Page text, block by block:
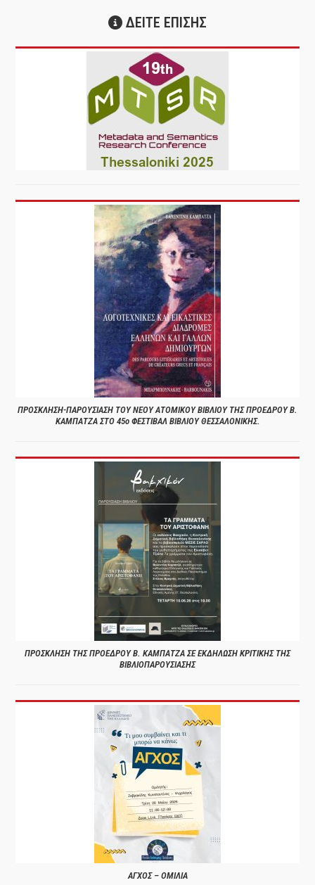
ΔΕΙΤΕ ΕΠΙΣΗΣ
ΠΡΟΣΚΛΗΣΗ-ΠΑΡΟΥΣΙΑΣΗ ΤΟΥ ΝΕΟΥ ΑΤΟΜΙΚΟΥ ΒΙΒΛΙΟΥ ΤΗΣ ΠΡΟΕΔΡΟΥ Β.
ΚΑΜΠΑΤΖΑ ΣΤΟ 45ο ΦΕΣΤΙΒΑΛ ΒΙΒΛΙΟΥ ΘΕΣΣΑΛΟΝΙΚΗΣ.
ΠΡΟΣΚΛΗΣΗ ΤΗΣ ΠΡΟΕΔΡΟΥ Β. ΚΑΜΠΑΤΖΑ ΣΕ ΕΚΔΗΛΩΣΗ ΚΡΙΤΙΚΗΣ ΤΗΣ
ΒΙΒΛΙΟΠΑΡΟΥΣΙΑΣΗΣ
ΑΓΧΟΣ – ΟΜΙΛΙΑ